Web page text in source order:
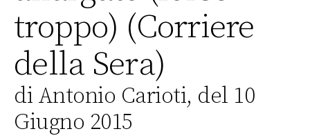
troppo) (Corriere
della Sera)
di Antonio Carioti, del 10
Giugno 2015